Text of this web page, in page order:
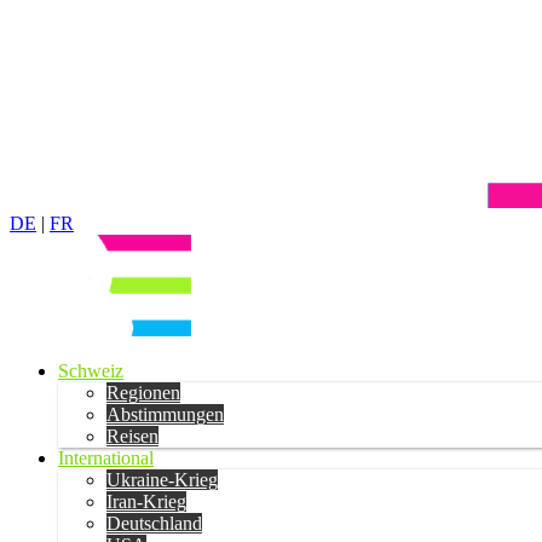
DE | FR
Schweiz
Regionen
Abstimmungen
Reisen
International
Ukraine-Krieg
Iran-Krieg
Deutschland